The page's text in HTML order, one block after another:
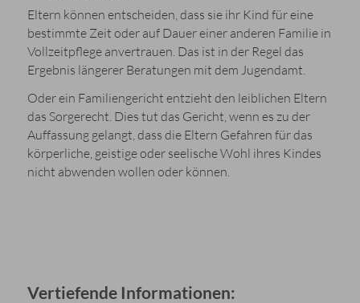
Eltern können entscheiden, dass sie ihr Kind für eine
bestimmte Zeit oder auf Dauer einer anderen Familie in
Vollzeitpflege anvertrauen. Das ist in der Regel das
Ergebnis längerer Beratungen mit dem Jugendamt.
Oder ein Familiengericht entzieht den leiblichen Eltern
das Sorgerecht. Dies tut das Gericht, wenn es zu der
Auffassung gelangt, dass die Eltern Gefahren für das
körperliche, geistige oder seelische Wohl ihres Kindes
nicht abwenden wollen oder können.
Vertiefende Informationen: